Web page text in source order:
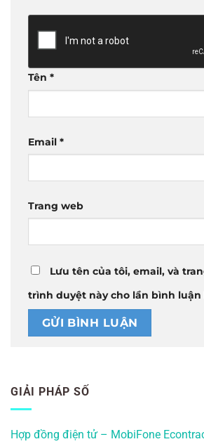
Tên *
Email *
Trang web
Lưu tên của tôi, email, và
trình duyệt này cho lần bình luận
GIẢI PHÁP SỐ
Hợp đồng điện tử – MobiFone